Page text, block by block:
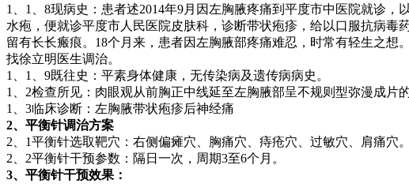
1、1、8现病史：患者述2014年9月因左胸腋疼痛到平度市中医院就诊
水疱，便就诊平度市人民医院皮肤科，诊断带状疱疹，给以口服抗病毒
留有长长瘢痕。18个月来，患者因左胸腋部疼痛难忍，时常有轻生之
找徐立明医生调治。
1、1、9既往史：平素身体健康，无传染病及遗传病病史。
1、2检查所见：肉眼观从前胸正中线延至左胸腋部呈不规则型弥漫成片
1、3临床诊断：左胸腋带状疱疹后神经痛
2、平衡针调治方案
2、1平衡针选取靶穴：右侧偏瘫穴、胸痛穴、痔疮穴、过敏穴、肩痛穴。
2、2平衡针干预参数：隔日一次，周期3至6个月。
3、平衡针干预效果：